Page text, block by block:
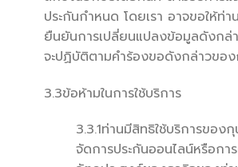
ประกันกำหนด โดยเรา อาจขอให้ท่า
ยืนยันการเปลี่ยนแปลงข้อมูลดังกล่
จะปฏิบัติตามคำร้องขอดังกล่าวขอ
3.3ข้อห้ามในการใช้บริการ
3.3.1ท่านมีสิทธิใช้บริการของ
จัดการประกันออนไลน์หรือกา